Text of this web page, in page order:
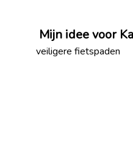
Mijn idee voor
veiligere fietspaden